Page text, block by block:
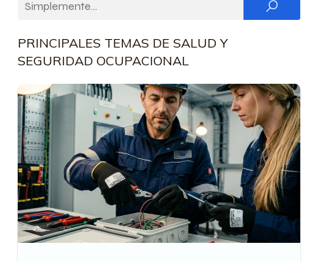
PRINCIPALES TEMAS DE SALUD Y
SEGURIDAD OCUPACIONAL